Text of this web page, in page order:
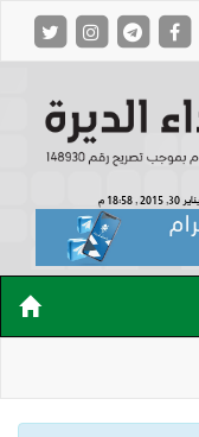
يناير 30, 2015 , 18:58 م